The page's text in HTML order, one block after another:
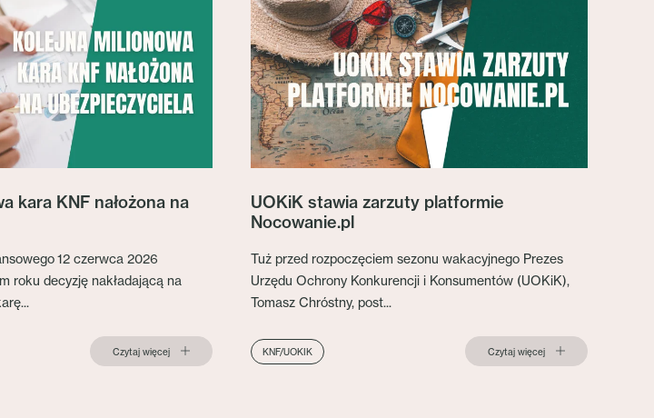
kara KNF nałożona na
12 czerwca 2026
roku decyzję nakładającą na
Czytaj więcej
UOKiK stawia zarzuty platformie
Nocowanie.pl
Tuż przed rozpoczęciem sezonu wakacyjnego Prezes
Urzędu Ochrony Konkurencji i Konsumentów (UOKiK),
Tomasz Chróstny, post...
KNF/UOKIK Czytaj więcej